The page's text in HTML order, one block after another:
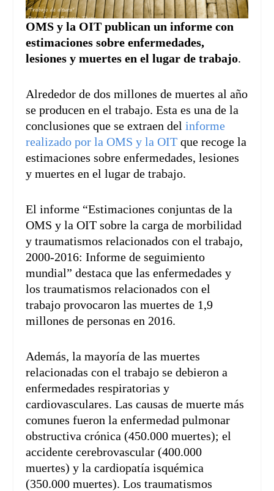
OMS y la OIT publican un informe con
estimaciones sobre enfermedades,
lesiones y muertes en el lugar de trabajo.
Alrededor de dos millones de muertes al año
se producen en el trabajo. Esta es una de la
conclusiones que se extraen delinforme
realizado por la OMS y la OIT que recoge la
estimaciones sobre enfermedades, lesiones
y muertes en el lugar de trabajo.
El informe “Estimaciones conjuntas de la
OMS y la OIT sobre la carga de morbilidad
y traumatismos relacionados con el trabajo,
2000-2016: Informe de seguimiento
mundial” destaca que las enfermedades y
los traumatismos relacionados con el
trabajo provocaron las muertes de 1,9
millones de personas en 2016.
Además, la mayoría de las muertes
relacionadas con el trabajo se debieron a
enfermedades respiratorias y
cardiovasculares. Las causas de muerte más
comunes fueron la enfermedad pulmonar
obstructiva crónica (450.000 muertes); el
accidente cerebrovascular (400.000
muertes) y la cardiopatía isquémica
(350.000 muertes). Los traumatismos